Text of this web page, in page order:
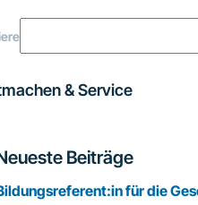
& Service
Beiträge
für die